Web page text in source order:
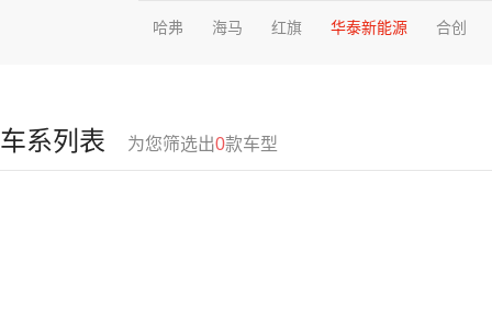
哈弗 海马 红旗 华泰新能源 合创
车系列表 为您筛选出0款车型